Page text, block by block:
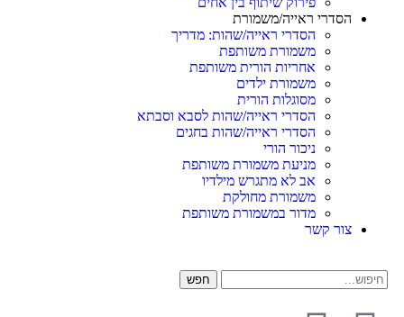
הסדרי ראייה/משמורת
הסדרי ראייה/שהות: מדריך
משמורת משותפת
אחריות הורית משותפת
משמורת ילדים
מסוגלות הורית
הסדרי ראייה/שהות לסבא וסבתא
הסדרי ראייה/שהות בחגים
ניכור הורי
מניעת משמורת משותפת
אב לא מתגרש מילדיו
משמורת מחולקת
מדור במשמורת משותפת
צור קשר
חפש